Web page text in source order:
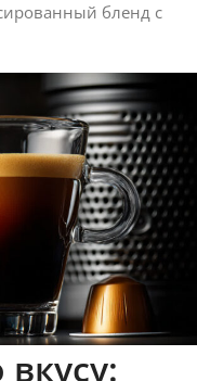
бленд с